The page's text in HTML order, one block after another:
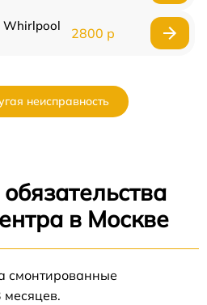
Whirlpool
2800 р
неисправность
в Москве
смонтированные